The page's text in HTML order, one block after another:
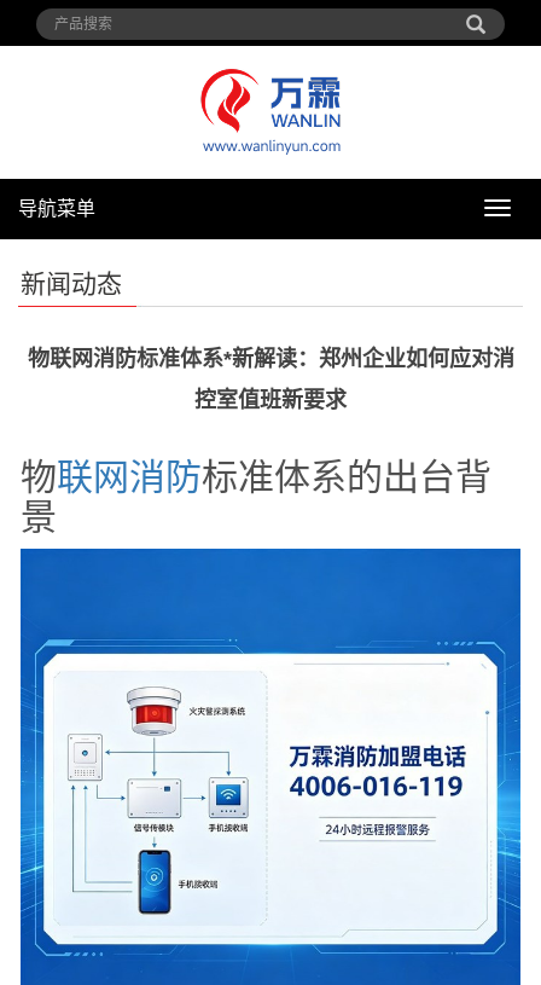
导
导航菜单
新闻动态
物联网消防标准体系*新解读：郑州企业如何应对消
控室值班新要求
物联网消防标准体系的出台背
景